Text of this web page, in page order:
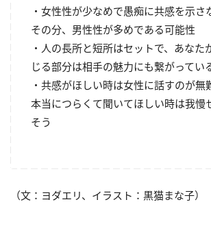
・女性性が少なめで愚痴に共感を示さ
その分、男性性が多めである可能性
・人の長所と短所はセットで、あなた
じる部分は相手の魅力にも繋がってい
・共感がほしい時は女性に話すのが無
本当につらくて聞いてほしい時は我慢
そう
（文：ヨダエリ、イラスト：黒猫まな子）